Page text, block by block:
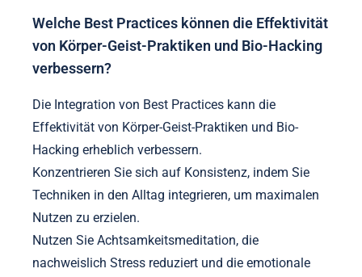
Welche Best Practices können die Effektivität
von Körper-Geist-Praktiken und Bio-Hacking
verbessern?
Die Integration von Best Practices kann die
Effektivität von Körper-Geist-Praktiken und Bio-
Hacking erheblich verbessern.
Konzentrieren Sie sich auf Konsistenz, indem Sie
Techniken in den Alltag integrieren, um maximalen
Nutzen zu erzielen.
Nutzen Sie Achtsamkeitsmeditation, die
nachweislich Stress reduziert und die emotionale